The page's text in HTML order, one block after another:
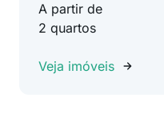
A partir de
2 quartos
Veja imóveis